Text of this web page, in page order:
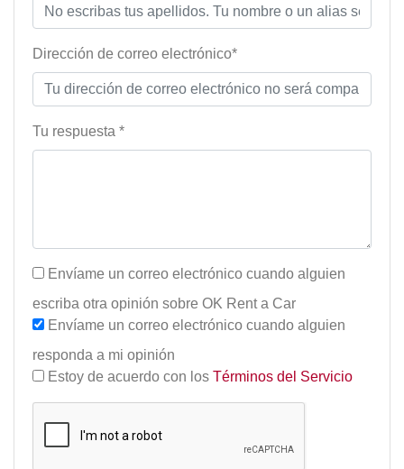
Dirección de correo electrónico*
Tu respuesta *
Envíame un correo electrónico cuando alguien
escriba otra opinión sobre OK Rent a Car
Envíame un correo electrónico cuando alguien
responda a mi opinión
Estoy de acuerdo con los Términos del Servicio